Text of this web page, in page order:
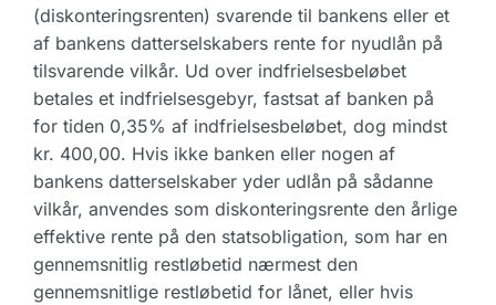
(diskonteringsrenten) svarende til bankens eller et
af bankens datterselskabers rente for nyudlån på
tilsvarende vilkår. Ud over indfrielsesbeløbet
betales et indfrielsesgebyr, fastsat af banken på
for tiden 0,35% af indfrielsesbeløbet, dog mindst
kr. 400,00. Hvis ikke banken eller nogen af
bankens datterselskaber yder udlån på sådanne
vilkår, anvendes som diskonteringsrente den årlige
effektive rente på den statsobligation, som har en
gennemsnitlig restløbetid nærmest den
gennemsnitlige restløbetid for lånet, eller hvis